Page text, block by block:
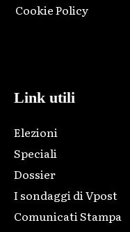
Cookie Policy
Link utili
Elezioni
Speciali
Dossier
I sondaggi di Vpost
Comunicati Stampa